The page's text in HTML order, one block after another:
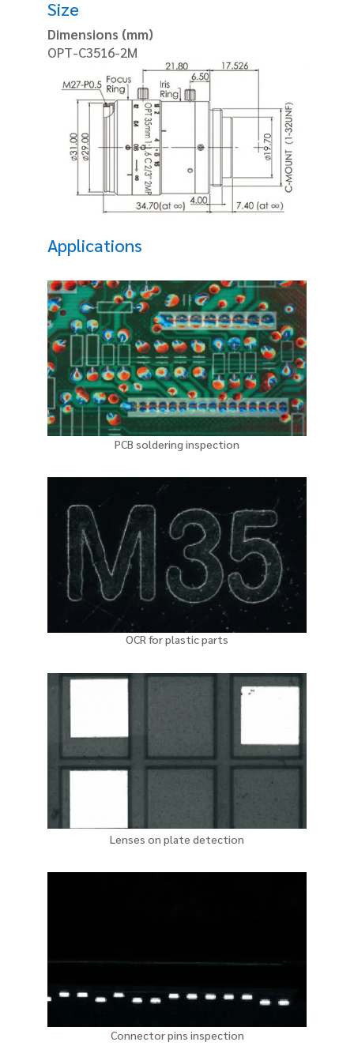
Size
Dimensions (mm)
OPT-C3516-2M
Applications
PCB soldering inspection
OCR for plastic parts
Lenses on plate detection
Connector pins inspection